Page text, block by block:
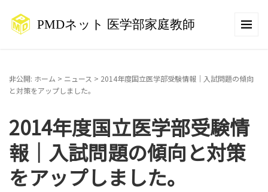
非公開: ホーム > ニュース > 2014年度国立医学部受験情報｜入試問題の傾向
と対策をアップしました。
2014年度国立医学部受験情
報｜入試問題の傾向と対策
をアップしました。